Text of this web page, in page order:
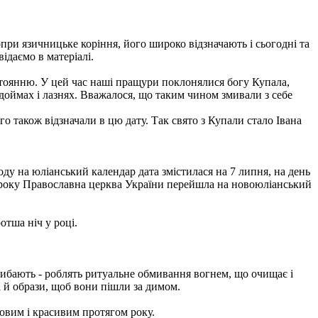
язичницьке коріння, його широко відзначають і сьогодні та
в матеріалі.
У цей час наші пращури поклонялися богу Купала,
і лазнях. Вважалося, що таким чином змивали з себе
також відзначали в цю дату. Так свято з Купали стало Івана
на юліанський календар дата змістилася на 7 липня, на день
Православна церква України перейшла на новоюліанський
ніч у році.
- роблять ритуальне обмивання вогнем, що очищає і
й образи, щоб вони пішли за димом.
і красивим протягом року.